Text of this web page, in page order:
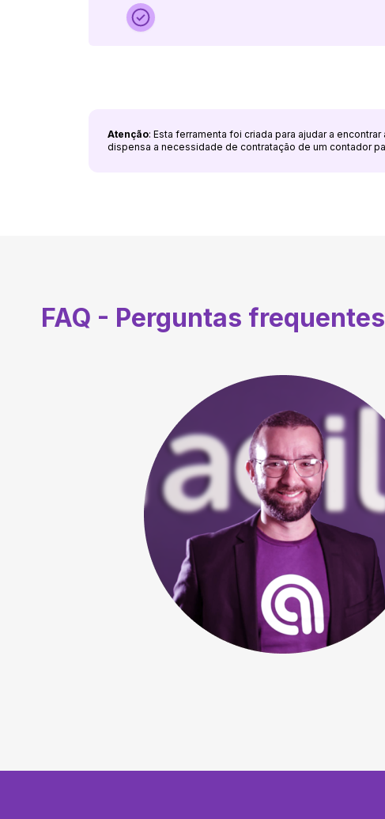
Atenção: Esta ferramenta foi criada para ajudar a
dispensa a necessidade de contratação de um contador
FAQ - Perguntas